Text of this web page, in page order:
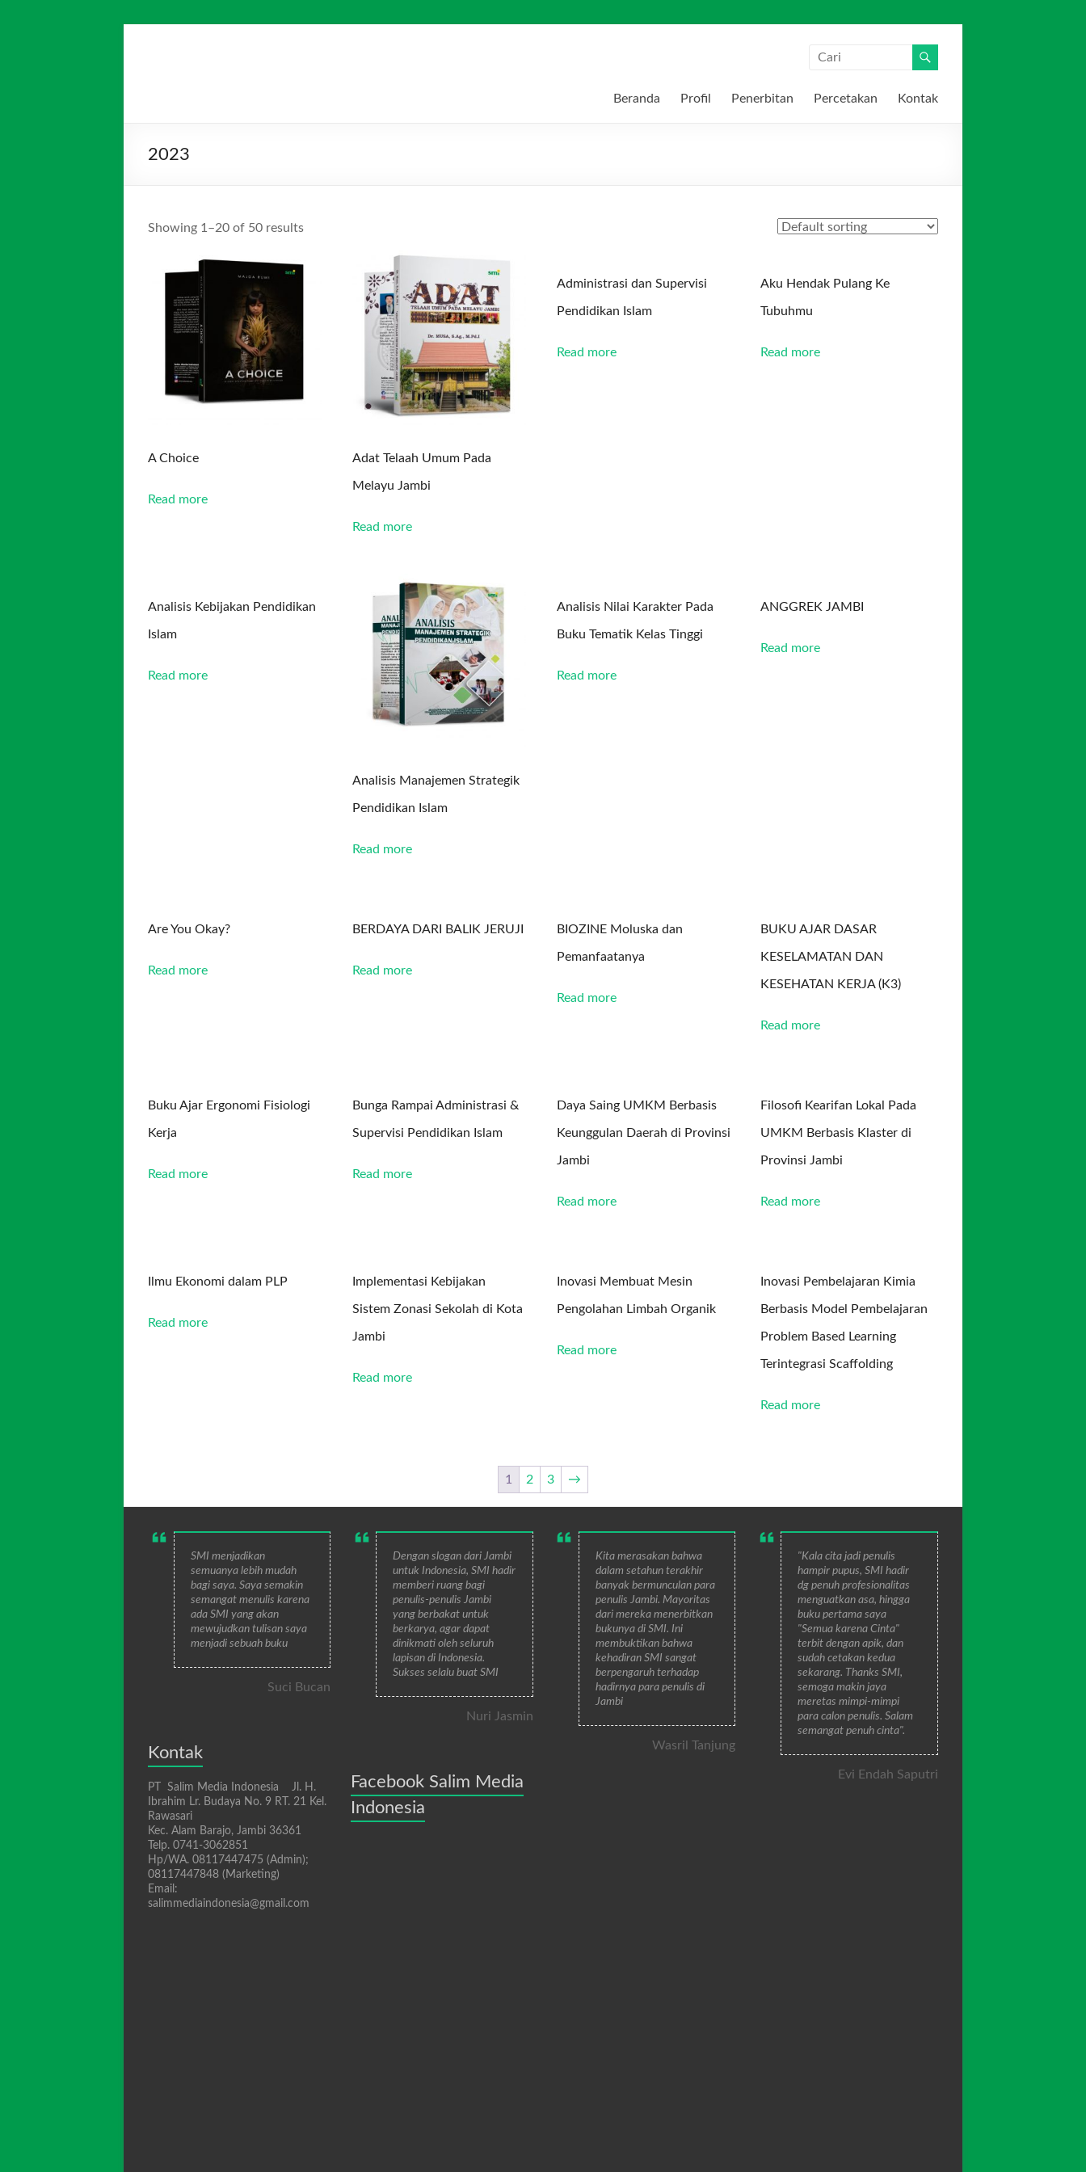
Beranda Profil Penerbitan Percetakan Kontak
2023
Showing 1–20 of 50 results
A Choice
Read more
Adat Telaah Umum Pada
Melayu Jambi
Read more
Administrasi dan Supervisi
Pendidikan Islam
Read more
Aku Hendak Pulang Ke
Tubuhmu
Read more
Analisis Kebijakan Pendidikan
Islam
Read more
Analisis Manajemen Strategik
Pendidikan Islam
Read more
Analisis Nilai Karakter Pada
Buku Tematik Kelas Tinggi
Read more
ANGGREK JAMBI
Read more
Are You Okay?
Read more
BERDAYA DARI BALIK JERUJI
Read more
BIOZINE Moluska dan
Pemanfaatanya
Read more
BUKU AJAR DASAR
KESELAMATAN DAN
KESEHATAN KERJA (K3)
Read more
Buku Ajar Ergonomi Fisiologi
Kerja
Read more
Bunga Rampai Administrasi &
Supervisi Pendidikan Islam
Read more
Daya Saing UMKM Berbasis
Keunggulan Daerah di Provinsi
Jambi
Read more
Filosofi Kearifan Lokal Pada
UMKM Berbasis Klaster di
Provinsi Jambi
Read more
Ilmu Ekonomi dalam PLP
Read more
Implementasi Kebijakan
Sistem Zonasi Sekolah di Kota
Jambi
Read more
Inovasi Membuat Mesin
Pengolahan Limbah Organik
Read more
Inovasi Pembelajaran Kimia
Berbasis Model Pembelajaran
Problem Based Learning
Terintegrasi Scaffolding
Read more
1 2 3 →
SMI menjadikan
semuanya lebih mudah
bagi saya. Saya semakin
semangat menulis karena
ada SMI yang akan
mewujudkan tulisan saya
menjadi sebuah buku
Suci Bucan
Kontak
PT Salim Media Indonesia Jl. H.
Ibrahim Lr. Budaya No. 9 RT. 21 Kel.
Rawasari
Kec. Alam Barajo, Jambi 36361
Telp. 0741-3062851
Hp/WA. 08117447475 (Admin);
08117447848 (Marketing)
Email:
salimmediaindonesia@gmail.com
Dengan slogan dari Jambi
untuk Indonesia, SMI hadir
memberi ruang bagi
penulis-penulis Jambi
yang berbakat untuk
berkarya, agar dapat
dinikmati oleh seluruh
lapisan di Indonesia.
Sukses selalu buat SMI
Nuri Jasmin
Facebook Salim Media
Indonesia
Kita merasakan bahwa
dalam setahun terakhir
banyak bermunculan para
penulis Jambi. Mayoritas
dari mereka menerbitkan
bukunya di SMI. Ini
membuktikan bahwa
kehadiran SMI sangat
berpengaruh terhadap
hadirnya para penulis di
Jambi
Wasril Tanjung
"Kala cita jadi penulis
hampir pupus, SMI hadir
dg penuh profesionalitas
menguatkan asa, hingga
buku pertama saya
"Semua karena Cinta"
terbit dengan apik, dan
sudah cetakan kedua
sekarang. Thanks SMI,
semoga makin jaya
meretas mimpi-mimpi
para calon penulis. Salam
semangat penuh cinta".
Evi Endah Saputri